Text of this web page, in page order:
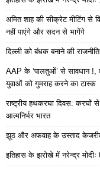
अमित शाह की सीक्रेट मीटिंग से
नहीं पाएंगे और सदन से भागेंगे
दिल्ली को बंधक बनाने की
AAP के ‘पालतुओं’ से सावधान !,
युवाओं को गुमराह करने का टास्क
राष्ट्रीय हथकरघा दिवस: करघों
आत्मनिर्भर भारत
झूठ और अफवाह के उस्ताद
इतिहास के झरोखे में नरेन्द्र